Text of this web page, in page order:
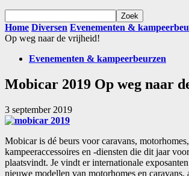
Home Diversen Evenementen &
Op weg naar de vrijheid!
Evenementen & kampeerbeurzen
Mobicar 2019 Op weg naar
3 september 2019
Mobicar is dé beurs voor caravans, motorhomes,
kampeeraccessoires en -diensten die dit jaar
plaatsvindt. Je vindt er internationale
nieuwe modellen van motorhomes en caravans,